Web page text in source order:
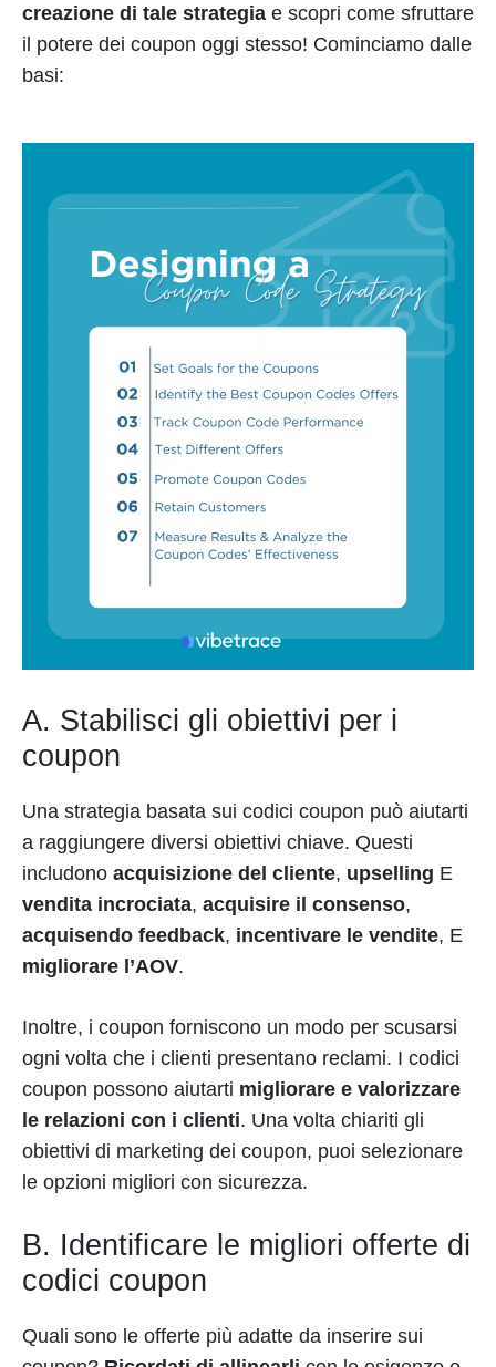
creazione di tale strategia e scopri come sfruttare
il potere dei coupon oggi stesso! Cominciamo dalle
basi:
A. Stabilisci gli obiettivi per i
coupon
Una strategia basata sui codici coupon può aiutarti
a raggiungere diversi obiettivi chiave. Questi
includono acquisizione del cliente, upselling E
vendita incrociata, acquisire il consenso,
acquisendo feedback, incentivare le vendite, E
migliorare l’AOV.
Inoltre, i coupon forniscono un modo per scusarsi
ogni volta che i clienti presentano reclami. I codici
coupon possono aiutarti migliorare e valorizzare
le relazioni con i clienti. Una volta chiariti gli
obiettivi di marketing dei coupon, puoi selezionare
le opzioni migliori con sicurezza.
B. Identificare le migliori offerte di
codici coupon
Quali sono le offerte più adatte da inserire sui